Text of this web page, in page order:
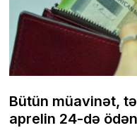
Bütün müavinət,
aprelin 24-də